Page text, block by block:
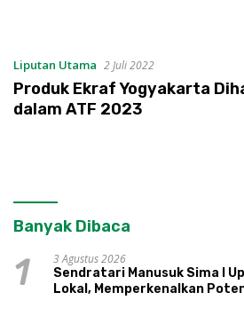
Liputan Utama 2 Juli 2022
Produk Ekraf Yogyakarta
dalam ATF 2023
Banyak Dibaca
1
3 Agustus 2026
Sendratari Manusuk Sima I
Lokal, Memperkenalkan